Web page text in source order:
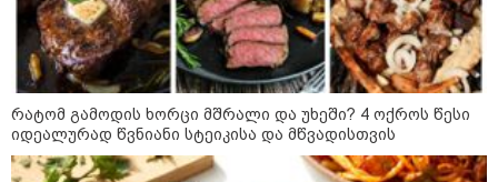
23:15 / 07-08-2026
ამოუცნობი ანომალიური
მოვლენები - ტრამპის
ადმინისტრაციამ “UFO”- ს
ფაილების მორიგი პაკეტი
22:30 / 07-08-2026
რატომ გამოდის ხორცი მშრალი და უხეში? 4 ოქროს წესი
იდეალურად წვნიანი სტეიკისა და მწვადისთვის